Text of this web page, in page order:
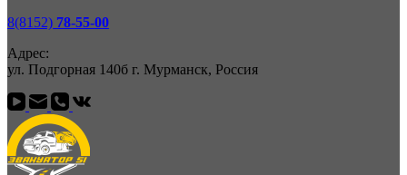
8(8152) 78-55-00
Адрес:
ул. Подгорная 140б г. Мурманск, Россия